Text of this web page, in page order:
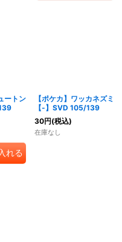
ートン
れる
【ポケカ】ワッカネズミ
【-】SVD 105/139
30円(税込)
在庫なし